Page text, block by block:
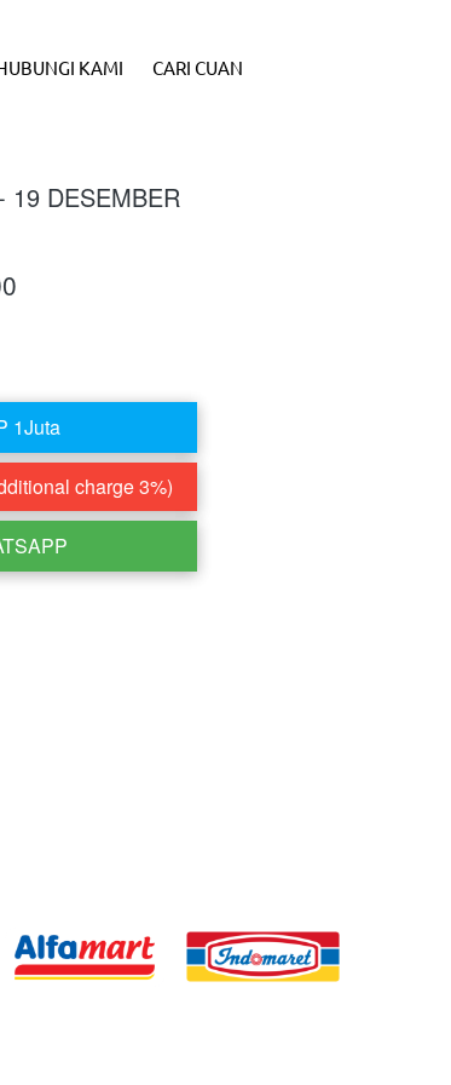
KAMI CARI CUAN
19 DESEMBER
1Juta
charge 3%)